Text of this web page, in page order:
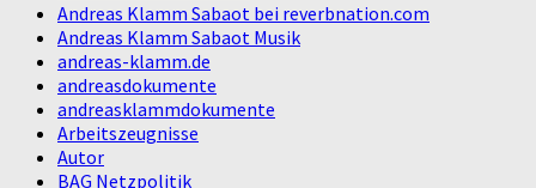
Andreas Klamm Sabaot bei reverbnation.com
Andreas Klamm Sabaot Musik
andreas-klamm.de
andreasdokumente
andreasklammdokumente
Arbeitszeugnisse
Autor
BAG Netzpolitik